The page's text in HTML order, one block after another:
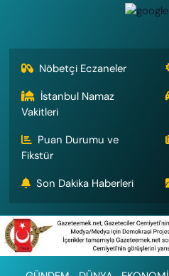
Nöbetçi Eczaneler
İstanbul Namaz
Vakitleri
Puan Durumu ve
Fikstür
Son Dakika Haberleri